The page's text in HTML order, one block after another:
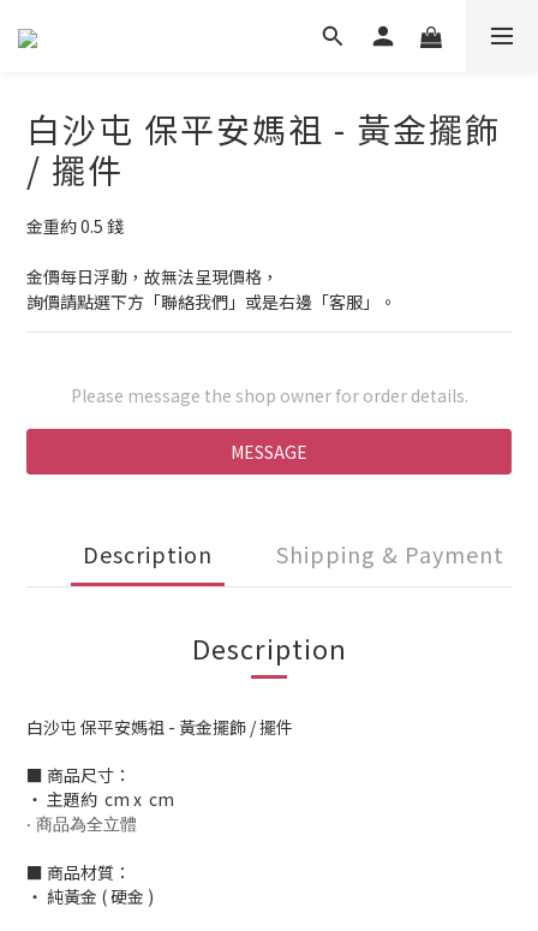
白沙屯 保平安媽祖 - 黃金擺飾
/ 擺件
金重約 0.5 錢
金價每日浮動，故無法呈現價格，
詢價請點選下方「聯絡我們」或是右邊「客服」。
Please message the shop owner for order details.
MESSAGE
Description Shipping & Payment
Description
白沙屯 保平安媽祖 - 黃金擺飾 / 擺件
■ 商品尺寸：
‧ 主題約 cm x cm
‧ 商品為全立體
■ 商品材質：
‧ 純黃金 ( 硬金 )